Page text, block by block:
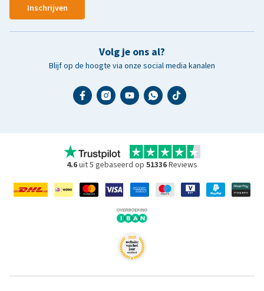
Inschrijven
Volg je ons al?
Blijf op de hoogte via onze social media kanalen
4.6uit 5 gebaseerd op 51336Reviews